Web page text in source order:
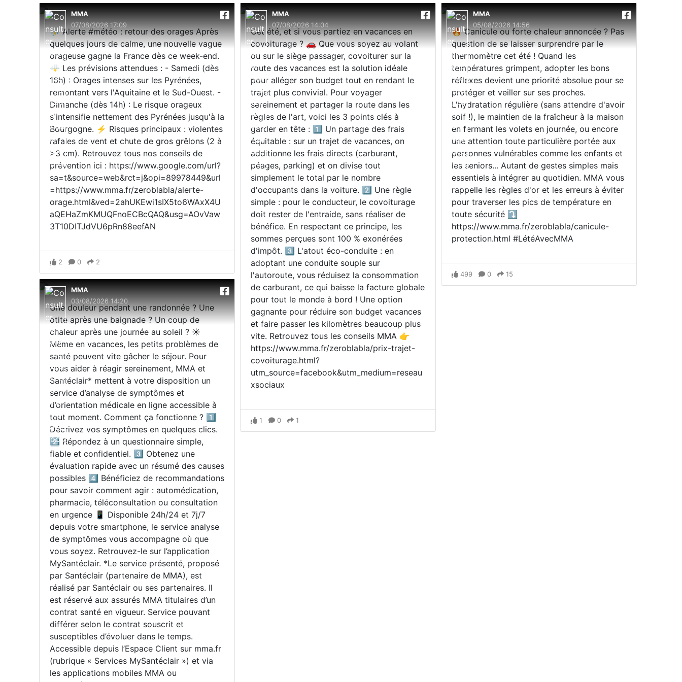
MMA
07/08/2026 17:09
⛈️ Alerte #météo : retour des orages Après
quelques jours de calme, une nouvelle vague
orageuse gagne la France dès ce week-end.
🌩️ Les prévisions attendues : - Samedi (dès
16h) : Orages intenses sur les Pyrénées,
remontant vers l'Aquitaine et le Sud-Ouest. -
Dimanche (dès 14h) : Le risque orageux
s'intensifie nettement des Pyrénées jusqu'à la
Bourgogne. ⚡ Risques principaux : violentes
rafales de vent et chute de gros grêlons (2 à
>3 cm). Retrouvez tous nos conseils de
prévention ici : https://www.google.com/url?
sa=t&source=web&rct=j&opi=89978449&url
=https://www.mma.fr/zeroblabla/alerte-
orage.html&ved=2ahUKEwi1sIX5to6WAxX4U
aQEHaZmKMUQFnoECBcQAQ&usg=AOvVaw
3T10DITJdVU6pRn88eefAN
2 0 2
MMA
07/08/2026 14:04
Cet été, et si vous partiez en vacances en
covoiturage ? 🚗 Que vous soyez au volant
ou sur le siège passager, covoiturer sur la
route des vacances est la solution idéale
pour alléger son budget tout en rendant le
trajet plus convivial. Pour voyager
sereinement et partager la route dans les
règles de l'art, voici les 3 points clés à
garder en tête : 1️⃣ Un partage des frais
équitable : sur un trajet de vacances, on
additionne les frais directs (carburant,
péages, parking) et on divise tout
simplement le total par le nombre
d'occupants dans la voiture. 2️⃣ Une règle
simple : pour le conducteur, le covoiturage
doit rester de l'entraide, sans réaliser de
bénéfice. En respectant ce principe, les
sommes perçues sont 100 % exonérées
d'impôt. 3️⃣ L'atout éco-conduite : en
adoptant une conduite souple sur
l'autoroute, vous réduisez la consommation
de carburant, ce qui baisse la facture globale
pour tout le monde à bord ! Une option
gagnante pour réduire son budget vacances
et faire passer les kilomètres beaucoup plus
vite. Retrouvez tous les conseils MMA 👉
https://www.mma.fr/zeroblabla/prix-trajet-
covoiturage.html?
utm_source=facebook&utm_medium=reseau
xsociaux
1 0 1
MMA
05/08/2026 14:56
🔥 Canicule ou forte chaleur annoncée ? Pas
question de se laisser surprendre par le
thermomètre cet été ! Quand les
températures grimpent, adopter les bons
réflexes devient une priorité absolue pour se
protéger et veiller sur ses proches.
L'hydratation régulière (sans attendre d'avoir
soif !), le maintien de la fraîcheur à la maison
en fermant les volets en journée, ou encore
une attention toute particulière portée aux
personnes vulnérables comme les enfants et
les seniors... Autant de gestes simples mais
essentiels à intégrer au quotidien. MMA vous
rappelle les règles d'or et les erreurs à éviter
pour traverser les pics de température en
toute sécurité ⤵️
https://www.mma.fr/zeroblabla/canicule-
protection.html #LétéAvecMMA
499 0
15
MMA
03/08/2026 14:20
Une douleur pendant une randonnée ? Une
otite après une baignade ? Un coup de
chaleur après une journée au soleil ? ☀️
Même en vacances, les petits problèmes de
santé peuvent vite gâcher le séjour. Pour
vous aider à réagir sereinement, MMA et
Santéclair* mettent à votre disposition un
service d’analyse de symptômes et
d’orientation médicale en ligne accessible à
tout moment. Comment ça fonctionne ? 1️⃣
Décrivez vos symptômes en quelques clics.
2️⃣ Répondez à un questionnaire simple,
fiable et confidentiel. 3️⃣ Obtenez une
évaluation rapide avec un résumé des causes
possibles 4️⃣ Bénéficiez de recommandations
pour savoir comment agir : automédication,
pharmacie, téléconsultation ou consultation
en urgence 📱 Disponible 24h/24 et 7j/7
depuis votre smartphone, le service analyse
de symptômes vous accompagne où que
vous soyez. Retrouvez-le sur l’application
MySantéclair. *Le service présenté, proposé
par Santéclair (partenaire de MMA), est
réalisé par Santéclair ou ses partenaires. Il
est réservé aux assurés MMA titulaires d’un
contrat santé en vigueur. Service pouvant
différer selon le contrat souscrit et
susceptibles d’évoluer dans le temps.
Accessible depuis l’Espace Client sur mma.fr
(rubrique « Services MySantéclair ») et via
les applications mobiles MMA ou